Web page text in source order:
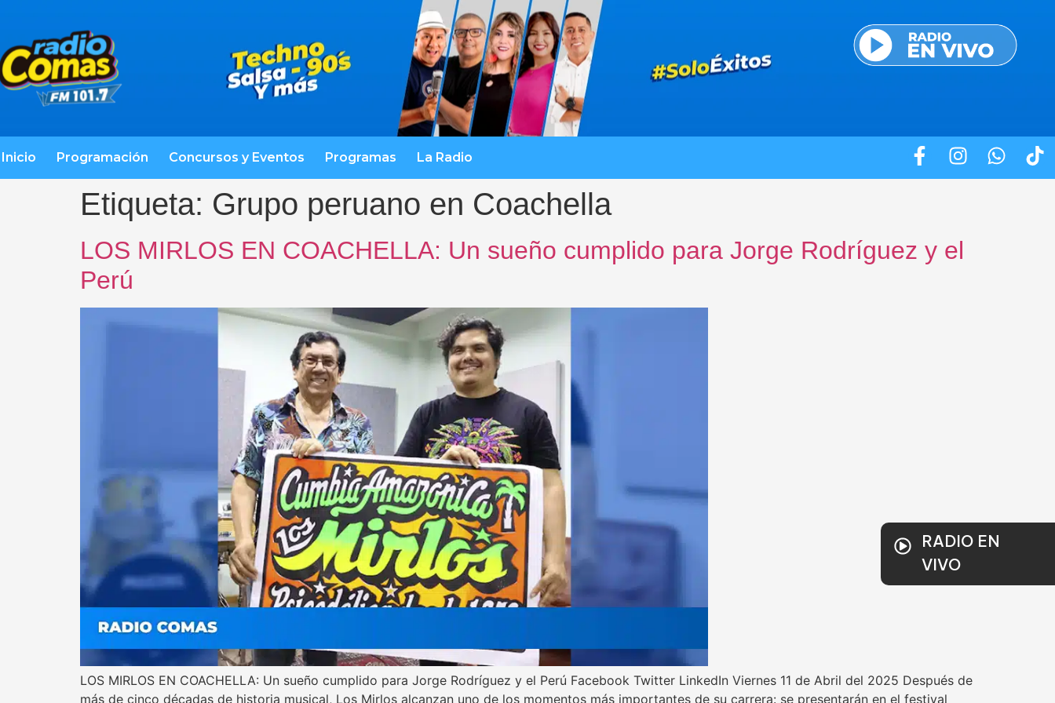
Inicio Programación Concursos y Eventos Programas La Radio
Etiqueta: Grupo peruano en Coachella
LOS MIRLOS EN COACHELLA: Un sueño cumplido para Jorge Rodríguez y el
Perú
LOS MIRLOS EN COACHELLA: Un sueño cumplido para Jorge Rodríguez y el Perú Facebook Twitter LinkedIn Viernes 11 de Abril del 2025 Después de
más de cinco décadas de historia musical, Los Mirlos alcanzan uno de los momentos más importantes de su carrera: se presentarán en el festival
RADIO EN
VIVO